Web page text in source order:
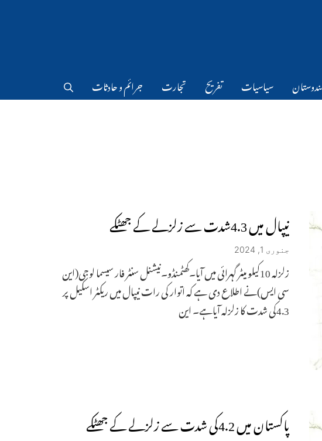
سیاسیات تفریح تجارت جرائم و حادثات
نیپال میں 4.3شدت سے زلزلے کے جھٹکے
جنوری 1, 2024
زلزلہ 10کیلو میٹر گہرائی میں آیا۔کھٹمنڈو۔نیشنل سنٹر فار سیسما لوجی(این
سی ایس)نے اطلاع دی ہے کہ اتوار کی رات نیپال میں ریکٹر اسکیل پر
4.3کی شدت کا زلزلہ آیاہے۔ این
پاکستان میں 4.2کی شدت سے زلزلے کے جھٹکے